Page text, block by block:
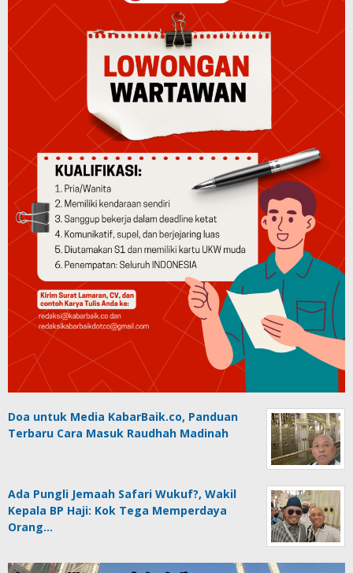
Doa untuk Media KabarBaik.co, Panduan
Terbaru Cara Masuk Raudhah Madinah
Ada Pungli Jemaah Safari Wukuf?, Wakil
Kepala BP Haji: Kok Tega Memperdaya
Orang…